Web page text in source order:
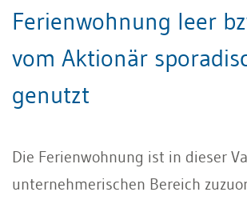
Ferienwohnung leer
vom Aktionär
genutzt
Die Ferienwohnung ist in dieser
unternehmerischen Bereich